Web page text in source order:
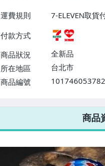
運費規則
7-ELEVEN取貨
付款方式
商品狀況
全新品
所在地區
台北市
商品編號
101746053782
7-ELEVEN 運費只要
不限金額、筆數，筆
商品